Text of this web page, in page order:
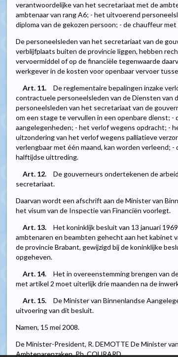
verantwoordelijke van het secretariaat met de
ambtenaar van rang A6; - het uitvoerend
diploma van de gekozen persoon; - de chauffeur
De personeelsleden van het secretariaat van de
verblijfplaats buiten de provincie liggen, hebben
vervoermiddel of op de financiële tegenwaarde
werkgever in de kosten voor openbaar vervoer
Art. 11.
De reglementaire bepalingen inzake
contractuele personeelsleden van de Diensten van
personeelsleden van het secretariaat van de
om een stage te vervullen in een openbare dienst;
aangelegenheden; - het verlof wegens opdracht; -
uitzondering van het verlof wegens palliatieve
verlengbaar met één maand, kan worden verleend;
halftijdse uittreding.
Art. 12.
De gouverneurs ondertekenen de
secretariaat.
Daarvan wordt een afschrift aan de Minister van
het visum van de Inspectie van Financiën voorlegt.
Art. 13.
Het koninklijk besluit van 13 januari
ambtenaren en beambten gehecht aan het kabinet
de provincie Brabant, gewijzigd bij de koninklijke
opgeheven.
Art. 14.
Het in overeenstemming brengen van
met artikel 2 moet uiterlijk drie maanden na de
Art. 15.
De Minister van Binnenlandse
uitvoering van dit besluit.
Namen, 15 mei 2008.
De Minister-President, R. DEMOTTE De Minister
Ambtenarenzaken, Ph. COURARD